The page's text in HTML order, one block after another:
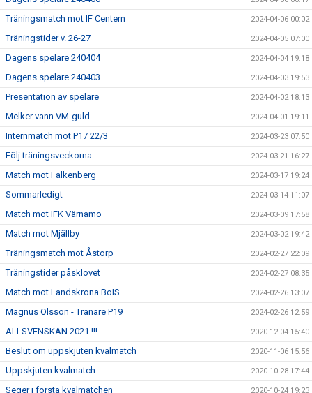
Träningsmatch mot IF Centern 2024-04-06 00:02
Träningstider v. 26-27 2024-04-05 07:00
Dagens spelare 240404 2024-04-04 19:18
Dagens spelare 240403 2024-04-03 19:53
Presentation av spelare 2024-04-02 18:13
Melker vann VM-guld 2024-04-01 19:11
Internmatch mot P17 22/3 2024-03-23 07:50
Följ träningsveckorna 2024-03-21 16:27
Match mot Falkenberg 2024-03-17 19:24
Sommarledigt 2024-03-14 11:07
Match mot IFK Värnamo 2024-03-09 17:58
Match mot Mjällby 2024-03-02 19:42
Träningsmatch mot Åstorp 2024-02-27 22:09
Träningstider påsklovet 2024-02-27 08:35
Match mot Landskrona BoIS 2024-02-26 13:07
Magnus Olsson - Tränare P19 2024-02-26 12:59
ALLSVENSKAN 2021 !!! 2020-12-04 15:40
Beslut om uppskjuten kvalmatch 2020-11-06 15:56
Uppskjuten kvalmatch 2020-10-28 17:44
Seger i första kvalmatchen 2020-10-24 19:23